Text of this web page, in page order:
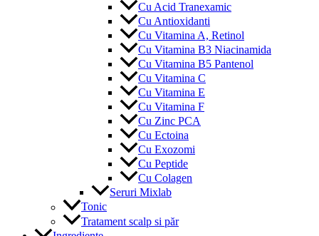
Cu Acid Tranexamic
Cu Antioxidanti
Cu Vitamina A, Retinol
Cu Vitamina B3 Niacinamida
Cu Vitamina B5 Pantenol
Cu Vitamina C
Cu Vitamina E
Cu Vitamina F
Cu Zinc PCA
Cu Ectoina
Cu Exozomi
Cu Peptide
Cu Colagen
Seruri Mixlab
Tonic
Tratament scalp si păr